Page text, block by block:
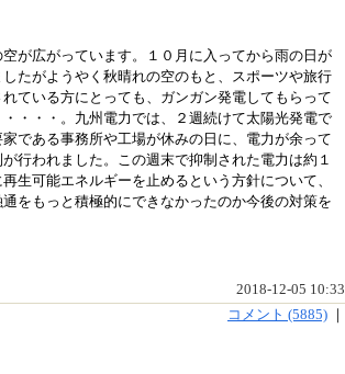
が広がっています。１０月に入ってから雨の日が
たがようやく秋晴れの空のもと、スポーツや旅行
ている方にとっても、ガンガン発電してもらって
・・・。九州電力では、２週続けて太陽光発電で
である事務所や工場が休みの日に、電力が余って
行われました。この週末で抑制された電力は約１
生可能エネルギーを止めるという方針について、
をもっと積極的にできなかったのか今後の対策を
2018-12-05 10:33
コメント (5885)